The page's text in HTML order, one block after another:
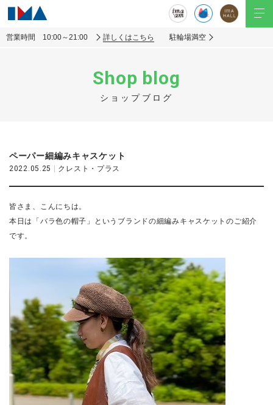
営業時間 10:00～21:00 詳しくはこちら 駐輪場満空
Shop blog
ショップブログ
ペーパー細編みキャスケット
2022.05.25 | クレスト・プラス
皆さま、こんにちは。
本日は「バラ色の帽子」というブランドの細編みキャスケットのご紹介
です。